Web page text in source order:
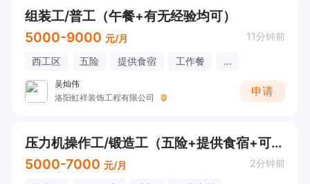
组装工/普工（午餐+有无经验均可）
5000-9000 元/月 11分钟前
西工区 五险 提供食宿 工作餐 ...
吴灿伟
洛阳虹祥装饰工程有限公司
申请
压力机操作工/锻造工（五险+提供食宿+可直接电话详询）
5000-7000 元/月 2分钟前